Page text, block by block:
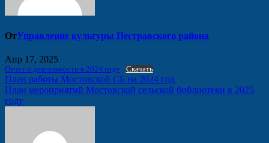
ОтУправление культуры Пестравского района
Апр 17, 2025
Отчет о деятельности в 2024 году Скачать
Навигация
по
План работы Мостовской СБ на 2024 год
План мероприятий Мостовской сельской библиотеки в 2025
году